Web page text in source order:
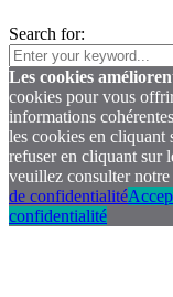
Search for:
Les cookies
cookies pour vous
informations
les cookies en
refuser en cliquant sur
veuillez consulter
de confidentialité
confidentialité